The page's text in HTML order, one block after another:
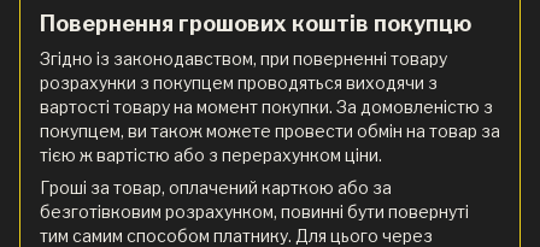
Повернення грошових коштів покупцю
Згідно із законодавством, при поверненні товару
розрахунки з покупцем проводяться виходячи з
вартості товару на момент покупки. За домовленістю з
покупцем, ви також можете провести обмін на товар за
тією ж вартістю або з перерахунком ціни.
Гроші за товар, оплачений карткою або за
безготівковим розрахунком, повинні бути повернуті
тим самим способом платнику. Для цього через